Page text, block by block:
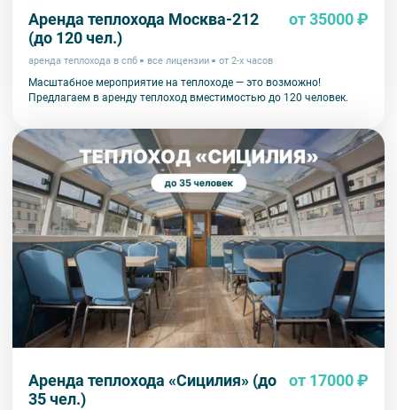
Аренда теплохода Москва-212
(до 120 чел.)
от 35000 ₽
аренда теплохода в спб все лицензии от 2-х часов
Масштабное мероприятие на теплоходе — это возможно!
Предлагаем в аренду теплоход вместимостью до 120 человек.
Аренда теплохода «Сицилия» (до
35 чел.)
от 17000 ₽